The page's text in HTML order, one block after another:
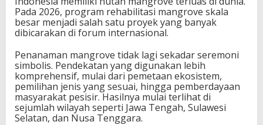
Pada 2026, program rehabilitasi mangrove skala
besar menjadi salah satu proyek yang banyak
dibicarakan di forum internasional.
Penanaman mangrove tidak lagi sekadar seremoni
simbolis. Pendekatan yang digunakan lebih
komprehensif, mulai dari pemetaan ekosistem,
pemilihan jenis yang sesuai, hingga pemberdayaan
masyarakat pesisir. Hasilnya mulai terlihat di
sejumlah wilayah seperti Jawa Tengah, Sulawesi
Selatan, dan Nusa Tenggara.